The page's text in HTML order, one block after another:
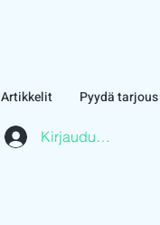
Artikkelit Pyydä tarjous
Kirjaudu